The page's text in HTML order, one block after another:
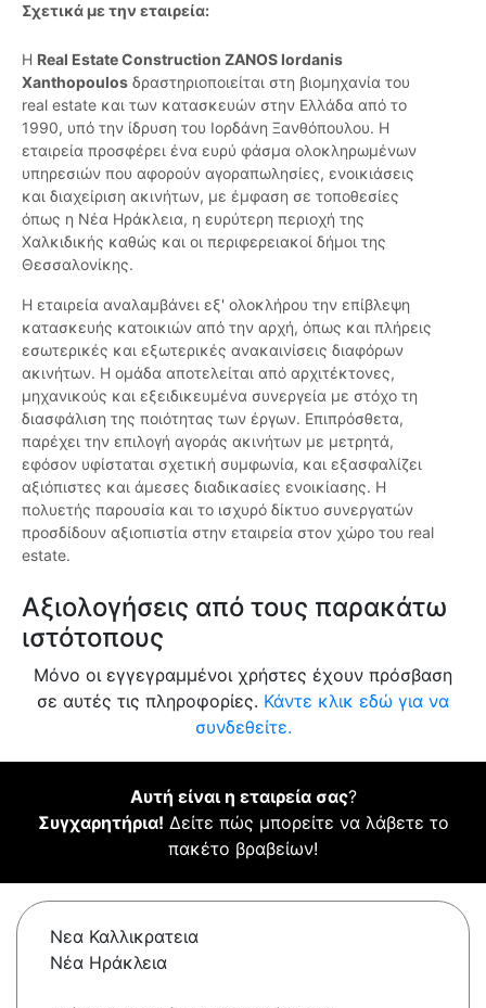
Σχετικά με την εταιρεία:
Η Real Estate Construction ZANOS Iordanis
Xanthopoulos δραστηριοποιείται στη βιομηχανία του
real estate και των κατασκευών στην Ελλάδα από το
1990, υπό την ίδρυση του Ιορδάνη Ξανθόπουλου. Η
εταιρεία προσφέρει ένα ευρύ φάσμα ολοκληρωμένων
υπηρεσιών που αφορούν αγοραπωλησίες, ενοικιάσεις
και διαχείριση ακινήτων, με έμφαση σε τοποθεσίες
όπως η Νέα Ηράκλεια, η ευρύτερη περιοχή της
Χαλκιδικής καθώς και οι περιφερειακοί δήμοι της
Θεσσαλονίκης.
Η εταιρεία αναλαμβάνει εξ' ολοκλήρου την επίβλεψη
κατασκευής κατοικιών από την αρχή, όπως και πλήρεις
εσωτερικές και εξωτερικές ανακαινίσεις διαφόρων
ακινήτων. Η ομάδα αποτελείται από αρχιτέκτονες,
μηχανικούς και εξειδικευμένα συνεργεία με στόχο τη
διασφάλιση της ποιότητας των έργων. Επιπρόσθετα,
παρέχει την επιλογή αγοράς ακινήτων με μετρητά,
εφόσον υφίσταται σχετική συμφωνία, και εξασφαλίζει
αξιόπιστες και άμεσες διαδικασίες ενοικίασης. Η
πολυετής παρουσία και το ισχυρό δίκτυο συνεργατών
προσδίδουν αξιοπιστία στην εταιρεία στον χώρο του real
estate.
Αξιολογήσεις από τους παρακάτω
ιστότοπους
Μόνο οι εγγεγραμμένοι χρήστες έχουν πρόσβαση
σε αυτές τις πληροφορίες. Κάντε κλικ εδώ για να
συνδεθείτε.
Αυτή είναι η εταιρεία σας?
Συγχαρητήρια! Δείτε πώς μπορείτε να λάβετε το
πακέτο βραβείων!
Νεα Καλλικρατεια
Νέα Ηράκλεια